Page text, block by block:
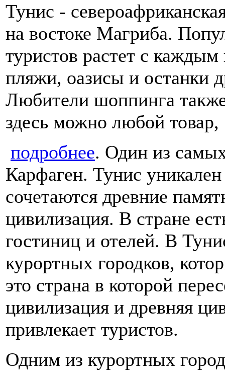
Тунис -
на востоке Магриба.
туристов растет с
пляжи, оазисы и останки
Любители шоппинга
здесь можно любой товар,
подробнее. Один из
Карфаген. Тунис
сочетаются древние
цивилизация. В стране
гостиниц и отелей. В
курортных городков,
это страна в которой
цивилизация и древняя
привлекает туристов.
Одним из курортных